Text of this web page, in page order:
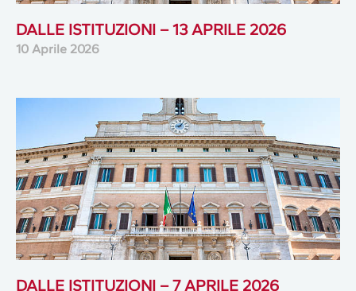
DALLE ISTITUZIONI – 13 APRILE 2026
10 Aprile 2026
DALLE ISTITUZIONI – 7 APRILE 2026